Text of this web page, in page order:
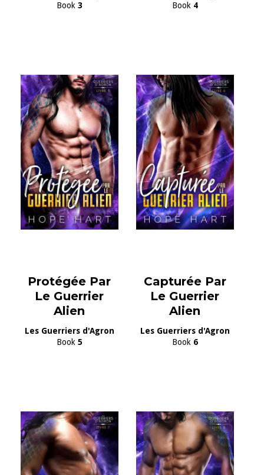
Book 3
Book 4
Protégée Par
Le Guerrier
Alien
Les Guerriers d'Agron
Book 5
Capturée Par
Le Guerrier
Alien
Les Guerriers d'Agron
Book 6